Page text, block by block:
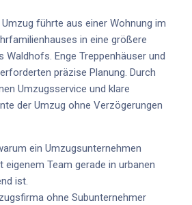
führte aus einer Wohnung im
in eine größere
Waldhofs. Enge Treppenhäuser und
präzise Planung. Durch
Umzugsservice und klare
der Umzug ohne Verzögerungen
ein Umzugsunternehmen
eigenem Team gerade in urbanen
ist.
ohne Subunternehmer